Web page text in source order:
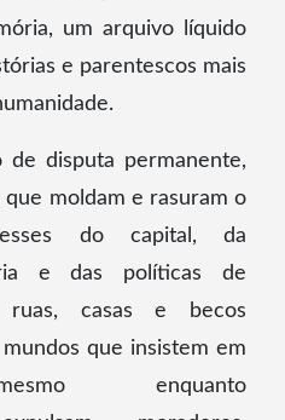
um arquivo líquido
e parentescos mais
disputa permanente,
moldam e rasuram o
do capital, da
e das políticas de
ruas, casas e becos
que insistem em
enquanto